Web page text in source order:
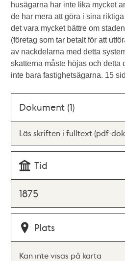
husägarna har inte lika mycket
de har mera att göra i sina
det vara mycket bättre om
(företag som tar betalt för att
av nackdelarna med detta
skatterna måste höjas och detta
inte bara fastighetsägarna. 15
Dokument (1)
Läs skriften i fulltext (pdf-
Tid
1875
Plats
Kan inte visas på karta